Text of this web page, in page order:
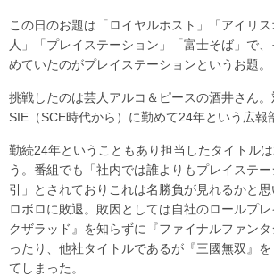
この日のお題は「ロイヤルホスト」「アイリ
人」「プレイステーション」「富士そば」で
めていたのがプレイステーションというお題。
挑戦したのは芸人アルコ＆ピースの酒井さん
SIE（SCE時代から）に勤めて24年という広報
勤続24年ということもあり担当したタイトル
う。番組でも「社内では誰よりもプレイステ
引」とされておりこれは名勝負が見れるかと
ロボロに敗退。敗因としては自社のロールプ
クザラッド』を知らずに『ファイナルファン
ったり、他社タイトルであるが『三國無双』を
てしまった。